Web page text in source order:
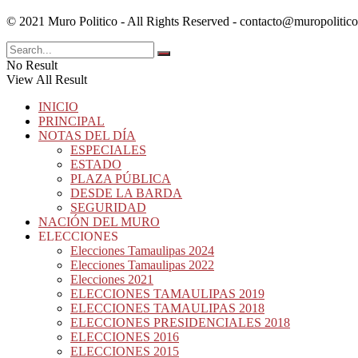
© 2021 Muro Politico - All Rights Reserved -
No Result
View All Result
INICIO
PRINCIPAL
NOTAS DEL DÍA
ESPECIALES
ESTADO
PLAZA PÚBLICA
DESDE LA BARDA
SEGURIDAD
NACIÓN DEL MURO
ELECCIONES
Elecciones Tamaulipas 2024
Elecciones Tamaulipas 2022
Elecciones 2021
ELECCIONES TAMAULIPAS 2019
ELECCIONES TAMAULIPAS 2018
ELECCIONES PRESIDENCIALES 2018
ELECCIONES 2016
ELECCIONES 2015